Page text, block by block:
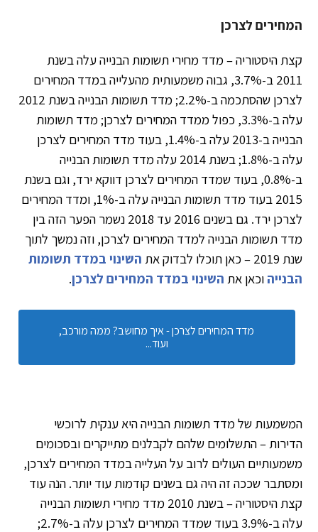
המחירים לצרכן
קצת היסטוריה – מדד מחירי תשומות הבנייה עלה בשנת
2011 ב-3.7%, גבוה משמעותית מהעלייה במדד המחירים
לצרכן שהסתכמה ב-2.2%; מדד תשומות הבנייה בשנת 2012
עלה ב-3.3%, כפול ממדד המחירים לצרכן; מדד תשומות
הבנייה ב-2013 עלה ב-1.4%, בעוד מדד המחירים לצרכן
עלה ב-1.8%; בשנת 2014 עלה מדד תשומות הבנייה
ב-0.8%, בעוד שמדד המחירים לצרכן דווקא ירד, וגם בשנת
2015 בעוד מדד תשומות הבנייה עלה ב-1%, ומדד המחירים
לצרכן ירד. גם בשנים 2016 עד 2018 נשמר הפער הזה בין
מדד תשומות הבנייה למדד המחירים לצרכן, וזה נמשך לתוך
שנת 2019 – כאן תוכלו לבדוק את
השינוי במדד תשומות
הבנייה וכאן את השינוי במדד המחירים לצרכן.
מדד המחירים לצרכן - איך מחושב? ממה מורכב,
ועוד...
המשמעות של מדד תשומות הבנייה היא ענקית לרוכשי
הדירות – התשלומים שלהם לקבלנים מתייקרים ובסכומים
משמעותיים העולים לרוב על העלייה במדד המחירים לצרכן,
ומסתבר שככה זה היה גם בשנים קודמות עוד יותר. הנה עוד
קצת היסטוריה – בשנת 2010 מדד מחירי תשומות הבנייה
עלה ב-3.9% בעוד שמדד המחירים לצרכן עלה ב-2.7%;